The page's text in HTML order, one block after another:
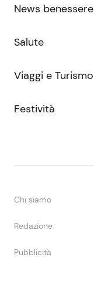
News benessere
Salute
Viaggi e Turismo
Festività
Chi siamo
Redazione
Pubblicità